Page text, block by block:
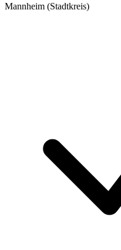
Mannheim (Stadtkreis)